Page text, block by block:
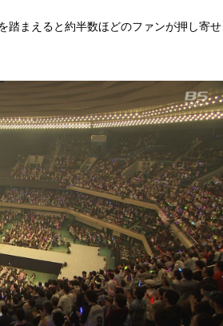
踏まえると約半数ほどのファンが押し寄せ